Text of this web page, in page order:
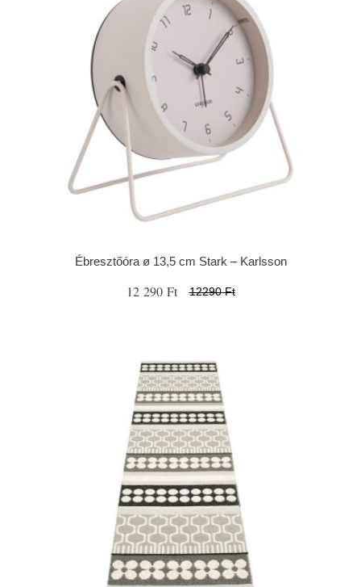
Ébresztőóra ø 13,5 cm Stark – Karlsson
12 290 Ft 12290 Ft